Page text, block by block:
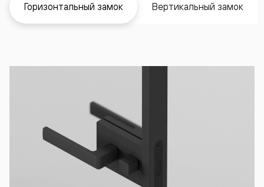
Горизонтальный замок Вертикальный замок